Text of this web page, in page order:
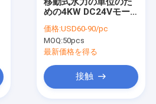
めの4KW DC24Vモー
ーター3000RPM
価格:USD60-90/pc
MOQ:50pcs
最新価格を得る
接触